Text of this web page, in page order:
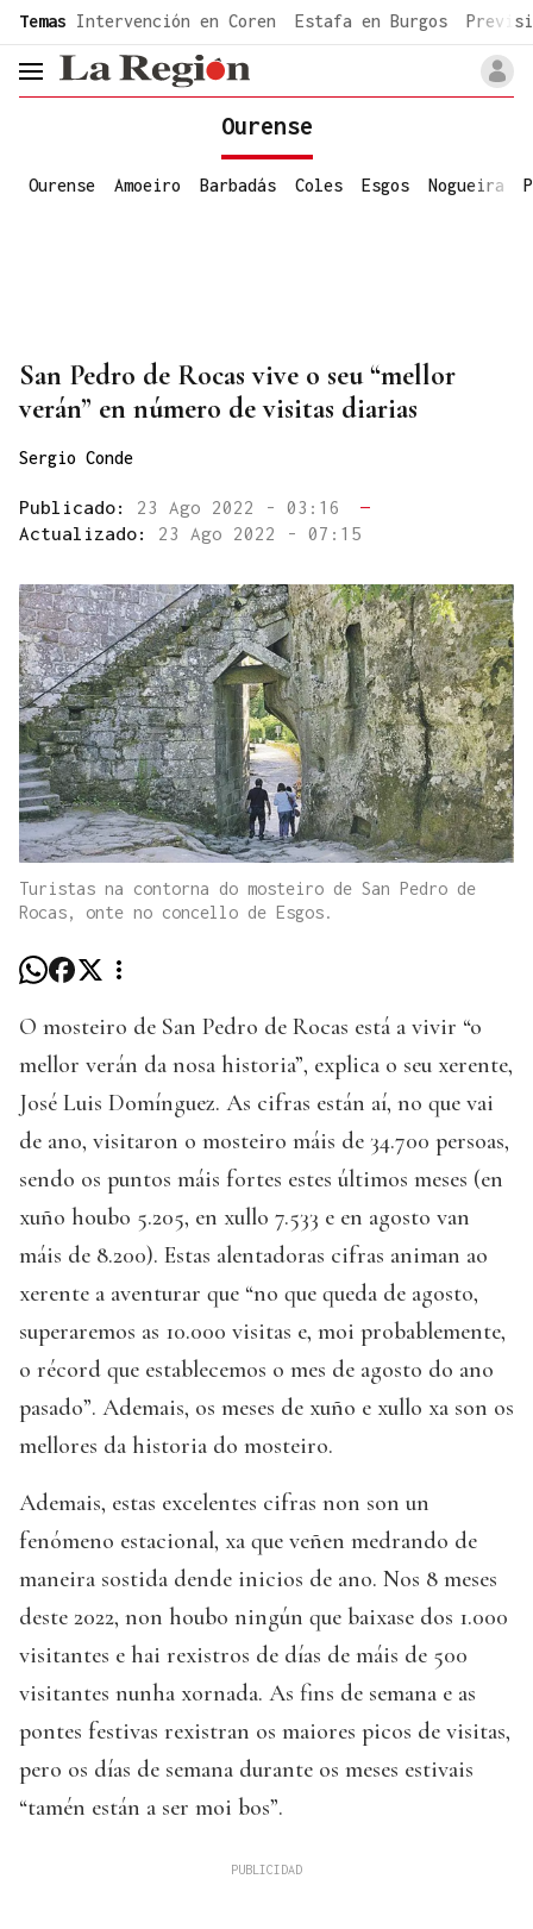
common.go-to-content
Temas Intervención en Coren Estafa en Burgos
header.menu.open
Ourense
Ourense Amoeiro Barbadás Coles Esgos Nogueira
San Pedro de Rocas vive o seu “mellor
verán” en número de visitas diarias
Sergio Conde
Publicado: 23 Ago 2022 - 03:16
—
Actualizado: 23 Ago 2022 - 07:15
Turistas na contorna do mosteiro de San Pedro de
Rocas, onte no concello de Esgos.
O mosteiro de San Pedro de Rocas está a vivir “o
mellor verán da nosa historia”, explica o seu xerente,
José Luis Domínguez. As cifras están aí, no que vai
de ano, visitaron o mosteiro máis de 34.700 persoas,
sendo os puntos máis fortes estes últimos meses (en
xuño houbo 5.205, en xullo 7.533 e en agosto van
máis de 8.200). Estas alentadoras cifras animan ao
xerente a aventurar que “no que queda de agosto,
superaremos as 10.000 visitas e, moi probablemente,
o récord que establecemos o mes de agosto do ano
pasado”. Ademais, os meses de xuño e xullo xa son os
mellores da historia do mosteiro.
Ademais, estas excelentes cifras non son un
fenómeno estacional, xa que veñen medrando de
maneira sostida dende inicios de ano. Nos 8 meses
deste 2022, non houbo ningún que baixase dos 1.000
visitantes e hai rexistros de días de máis de 500
visitantes nunha xornada. As fins de semana e as
pontes festivas rexistran os maiores picos de visitas,
pero os días de semana durante os meses estivais
“tamén están a ser moi bos”.